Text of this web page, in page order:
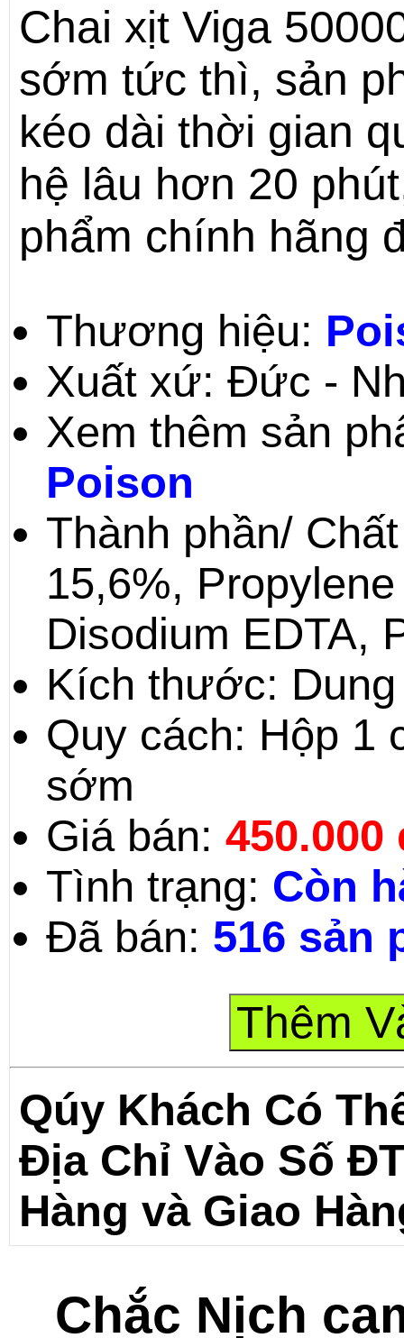
Chai xịt Viga
sớm tức thì, sản
kéo dài thời gian
hệ lâu hơn 20
phẩm chính hãng
Thương hiệu:
Xuất xứ: Đức -
Xem thêm sản
Poison
Thành phần/
15,6%,
Disodium EDTA,
Kích thước:
Quy cách: Hộp 1
sớm
Giá bán: 450.000
Tình trạng: Còn
Đã bán: 516 sản
Qúy Khách Có
Địa Chỉ Vào Số
Hàng và Giao
Chắc Nịch